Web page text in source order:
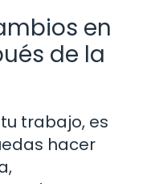
en
de la
trabajo, es
hacer